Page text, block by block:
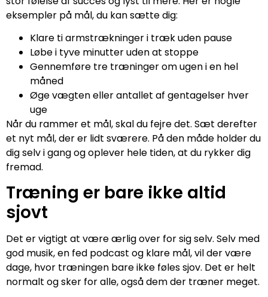
eksempler på mål, du kan sætte dig:
Klare ti armstrækninger i træk uden pause
Løbe i tyve minutter uden at stoppe
Gennemføre tre træninger om ugen i en hel
måned
Øge vægten eller antallet af gentagelser hver
uge
Når du rammer et mål, skal du fejre det. Sæt derefter
et nyt mål, der er lidt sværere. På den måde holder du
dig selv i gang og oplever hele tiden, at du rykker dig
fremad.
Træning er bare ikke altid
sjovt
Det er vigtigt at være ærlig over for sig selv. Selv med
god musik, en fed podcast og klare mål, vil der være
dage, hvor træningen bare ikke føles sjov. Det er helt
normalt og sker for alle, også dem der træner meget.